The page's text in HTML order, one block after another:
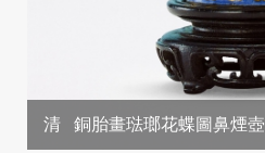
清 銅胎畫琺瑯花蝶圖鼻煙壺